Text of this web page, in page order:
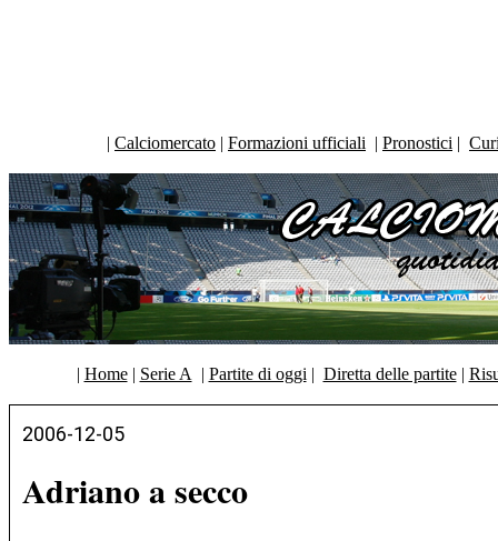
| Calciomercato | Formazioni ufficiali | Pronostici |
| Home| Serie A | Partite di oggi | Diretta delle partite|
2006-12-05
Adriano a secco